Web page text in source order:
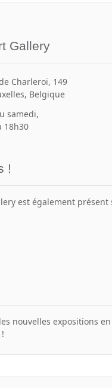
Gallery
Charleroi, 149
Belgique
samedi,
18h30
!
est également présent
nouvelles expositions